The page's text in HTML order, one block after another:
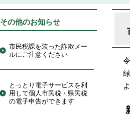
その他のお知らせ
市民税課を装った詐欺メー
ルにご注意ください
とっとり電子サービスを利
用して個人市民税・県民税
の電子申告ができます